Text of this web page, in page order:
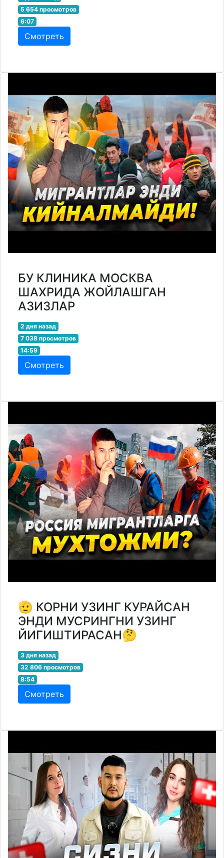
5 654 просмотров
6:07
Смотреть
БУ КЛИНИКА МОСКВА
ШАХРИДА ЖОЙЛАШГАН
АЗИЗЛАР
2 дня назад
7 038 просмотров
14:59
Смотреть
🫡 КОРНИ УЗИНГ КУРАЙСАН
ЭНДИ МУСРИНГНИ УЗИНГ
ЙИГИШТИРАСАН🤔
3 дня назад
32 806 просмотров
8:54
Смотреть